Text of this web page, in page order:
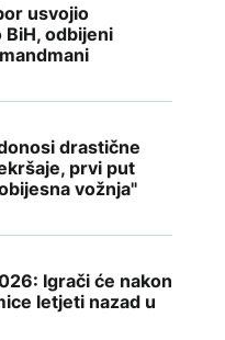
usvojio
BiH, odbijeni
drastične
prvi put
vožnja"
Igrači će nakon
letjeti nazad u